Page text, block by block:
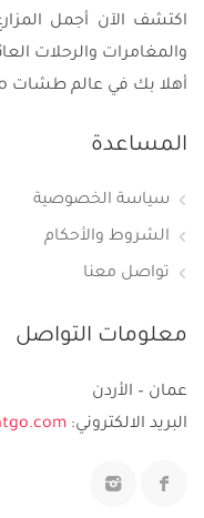
اكتشف الآن أجمل
والمغامرات والرحلات
أهلا بك في عالم طشات Go
المساعدة
سياسة الخصوصية
الشروط والأحكام
تواصل معنا
معلومات التواصل
عمان – الأردن
البريد الالكتروني: